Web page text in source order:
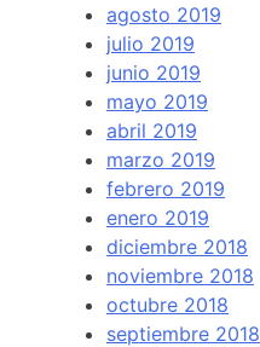
agosto 2019
julio 2019
junio 2019
mayo 2019
abril 2019
marzo 2019
febrero 2019
enero 2019
diciembre 2018
noviembre 2018
octubre 2018
septiembre 2018